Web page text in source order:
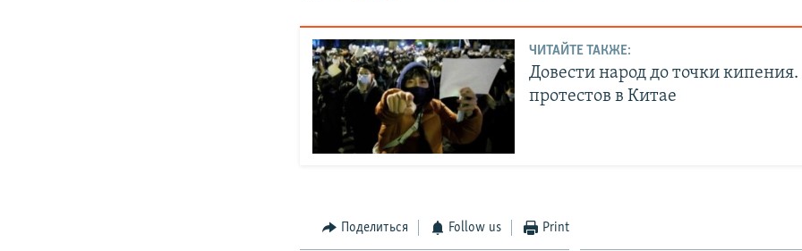
ЧИТАЙТЕ ТАКЖЕ:
Довести народ до точки
протестов в Китае
Поделиться Follow us Print